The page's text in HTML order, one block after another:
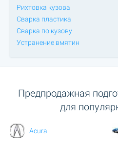
Рихтовка кузова
Сварка пластика
Сварка по кузову
Устранение вмятин
Предпродажная
для
Acura